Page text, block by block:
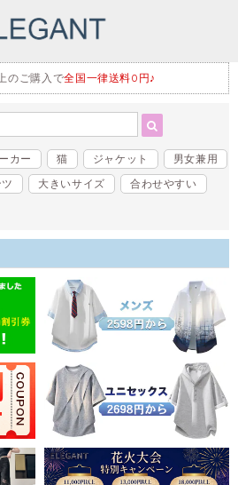
のご購入で全国一律送料0円♪
カー 猫 ジャケット
男女兼用
大きいサイズ
合わせやすい